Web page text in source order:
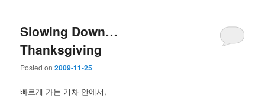
Slowing Down…
Thanksgiving
Posted on2009-11-25
빠르게 가는 기차 안에서,